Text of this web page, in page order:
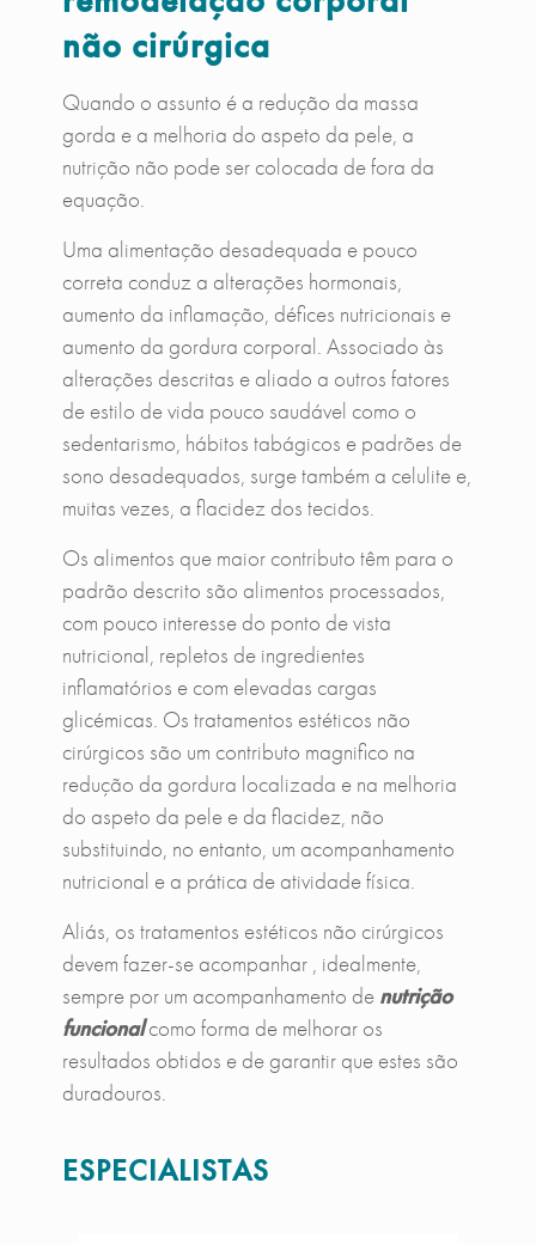
não cirúrgica
Quando o assunto é a redução da massa
gorda e a melhoria do aspeto da pele, a
nutrição não pode ser colocada de fora da
equação.
Uma alimentação desadequada e pouco
correta conduz a alterações hormonais,
aumento da inflamação, défices nutricionais e
aumento da gordura corporal. Associado às
alterações descritas e aliado a outros fatores
de estilo de vida pouco saudável como o
sedentarismo, hábitos tabágicos e padrões de
sono desadequados, surge também a celulite e,
muitas vezes, a flacidez dos tecidos.
Os alimentos que maior contributo têm para o
padrão descrito são alimentos processados,
com pouco interesse do ponto de vista
nutricional, repletos de ingredientes
inflamatórios e com elevadas cargas
glicémicas. Os tratamentos estéticos não
cirúrgicos são um contributo magnifico na
redução da gordura localizada e na melhoria
do aspeto da pele e da flacidez, não
substituindo, no entanto, um acompanhamento
nutricional e a prática de atividade física.
Aliás, os tratamentos estéticos não cirúrgicos
devem fazer-se acompanhar , idealmente,
sempre por um acompanhamento de nutrição
funcionalcomo forma de melhorar os
resultados obtidos e de garantir que estes são
duradouros.
ESPECIALISTAS